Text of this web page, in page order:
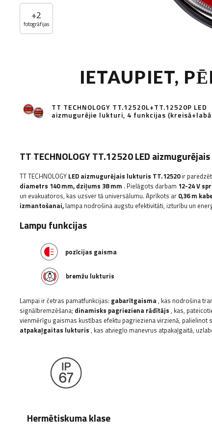
+2
fotogrāfijas
IETAUPIET,
TT TECHNOLOGY TT.12520L+TT.12520P LED
aizmugurējie lukturi, 4 funkcijas
TT TECHNOLOGY TT.12520 LED
TT TECHNOLOGY LED aizmugurējais lukturis TT.12520ir
diametrs 140 mm, dziļums 38 mm . Pielāgots darbam 12-24 V
un evakuatoros, kas uzsver tā universālumu. Aprīkots ar 0,36 m
izmantošanai, lampa nodrošina augstu efektivitāti, izturību un
Lampu funkcijas
pozīcijas gaisma
bremžu lukturis
Lampai ir četras pamatfunkcijas: gabarītgaisma, kas nodrošina
signālbremzēšana; dinamisks pagrieziena rādītājs , kas,
vienmērīgu gaismas kustības efektu pagrieziena virzienā, palielinot
atpakaļgaitas lukturis , kas atvieglo manevrus atpakaļgaitā,
Hermētiskuma klase